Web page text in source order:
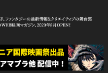
ン「cowai コ
」